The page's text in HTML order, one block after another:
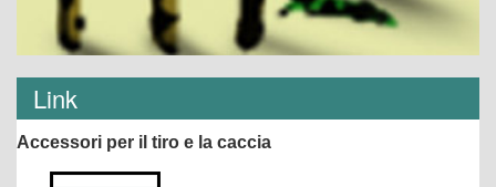
Link
Accessori per il tiro e la caccia